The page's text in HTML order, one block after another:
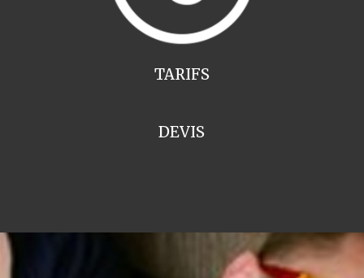
TARIFS
DEVIS